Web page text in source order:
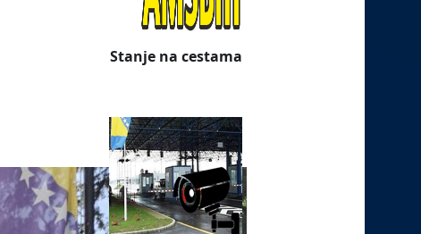
Stanje na cestama